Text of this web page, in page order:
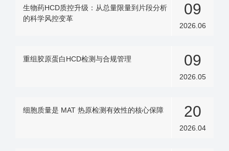
生物药HCD质控升级：从总量限量到片段分析
的科学风控变革
09
2026.06
重组胶原蛋白HCD检测与合规管理 09
2026.05
细胞质量是 MAT 热原检测有效性的核心保障 20
2026.04